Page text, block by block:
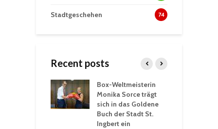
Stadtgeschehen 74
Recent posts
Box-Weltmeisterin
Monika Sorce trägt
sich in das Goldene
Buch der Stadt St.
Ingbert ein